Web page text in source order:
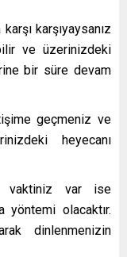
karşıyaysanız
ve üzerinizdeki
bir süre devam
geçmeniz ve
heyecanı
vaktiniz var ise
olacaktır.
dinlenmenizin